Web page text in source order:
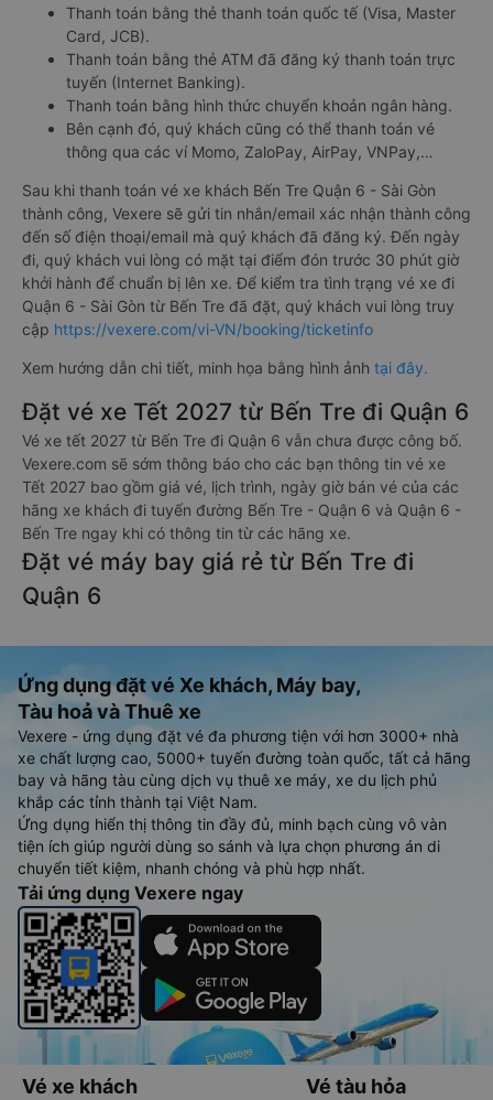
Thanh toán bằng thẻ thanh toán quốc tế (Visa, Master
Card, JCB).
Thanh toán bằng thẻ ATM đã đăng ký thanh toán trực
tuyến (Internet Banking).
Thanh toán bằng hình thức chuyển khoản ngân hàng.
Bên cạnh đó, quý khách cũng có thể thanh toán vé
thông qua các ví Momo, ZaloPay, AirPay, VNPay,…
Sau khi thanh toán vé xe khách Bến Tre Quận 6 - Sài Gòn
thành công, Vexere sẽ gửi tin nhắn/email xác nhận thành công
đến số điện thoại/email mà quý khách đã đăng ký. Đến ngày
đi, quý khách vui lòng có mặt tại điểm đón trước 30 phút giờ
khởi hành để chuẩn bị lên xe. Để kiểm tra tình trạng vé xe đi
Quận 6 - Sài Gòn từ Bến Tre đã đặt, quý khách vui lòng truy
cập https://vexere.com/vi-VN/booking/ticketinfo
Xem hướng dẫn chi tiết, minh họa bằng hình ảnh tại đây.
Đặt vé xe Tết 2027 từ Bến Tre đi Quận 6
Vé xe tết 2027 từ Bến Tre đi Quận 6 vẫn chưa được công bố.
Vexere.com sẽ sớm thông báo cho các bạn thông tin vé xe
Tết 2027 bao gồm giá vé, lịch trình, ngày giờ bán vé của các
hãng xe khách đi tuyến đường Bến Tre - Quận 6 và Quận 6 -
Bến Tre ngay khi có thông tin từ các hãng xe.
Đặt vé máy bay giá rẻ từ Bến Tre đi
Quận 6
Ứng dụng đặt vé Xe khách, Máy bay,
Tàu hoả và Thuê xe
Vexere - ứng dụng đặt vé đa phương tiện với hơn 3000+ nhà
xe chất lượng cao, 5000+ tuyến đường toàn quốc, tất cả hãng
bay và hãng tàu cùng dịch vụ thuê xe máy, xe du lịch phủ
khắp các tỉnh thành tại Việt Nam.
Ứng dụng hiển thị thông tin đầy đủ, minh bạch cùng vô vàn
tiện ích giúp người dùng so sánh và lựa chọn phương án di
chuyển tiết kiệm, nhanh chóng và phù hợp nhất.
Tải ứng dụng Vexere ngay
Vé xe khách Vé tàu hỏa